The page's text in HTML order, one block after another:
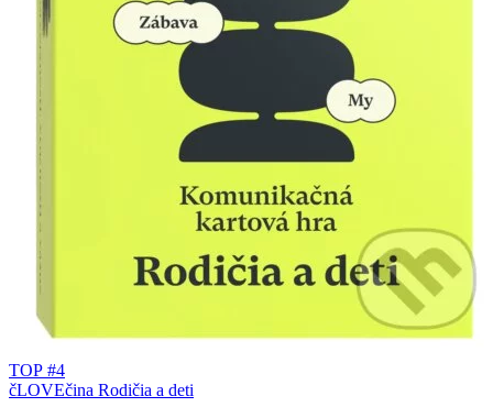
TOP #4
čLOVEčina Rodičia a deti